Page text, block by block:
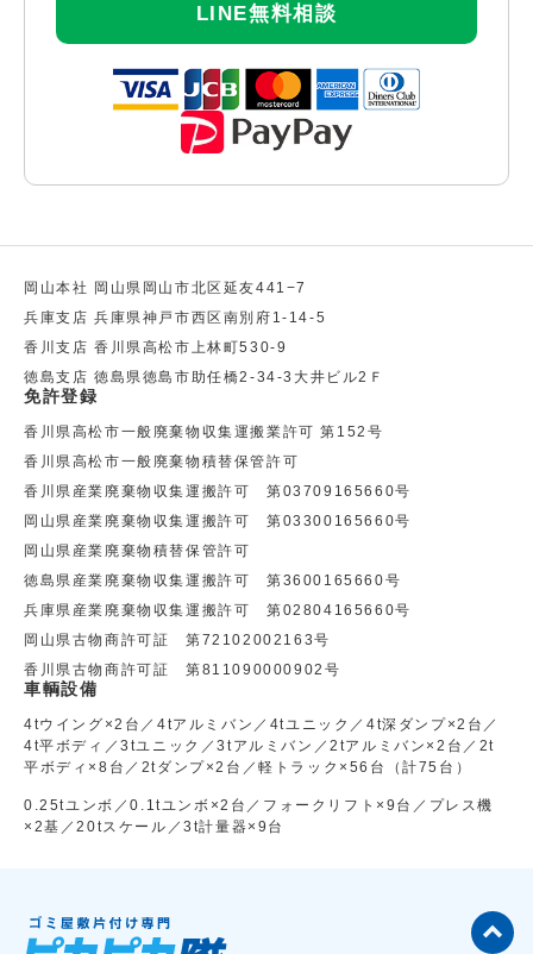
LINE無料相談
岡山本社 岡山県岡山市北区延友441−7
兵庫支店 兵庫県神戸市西区南別府1-14-5
香川支店 香川県高松市上林町530-9
徳島支店 徳島県徳島市助任橋2-34-3大井ビル2Ｆ
免許登録
香川県高松市一般廃棄物収集運搬業許可 第152号
香川県高松市一般廃棄物積替保管許可
香川県産業廃棄物収集運搬許可 第03709165660号
岡山県産業廃棄物収集運搬許可 第03300165660号
岡山県産業廃棄物積替保管許可
徳島県産業廃棄物収集運搬許可 第3600165660号
兵庫県産業廃棄物収集運搬許可 第02804165660号
岡山県古物商許可証 第72102002163号
香川県古物商許可証 第811090000902号
車輌設備
4tウイング×2台／4tアルミバン／4tユニック／4t深ダンプ×2台／
4t平ボディ／3tユニック／3tアルミバン／2tアルミバン×2台／2t
平ボディ×8台／2tダンプ×2台／軽トラック×56台（計75台）
0.25tユンボ／0.1tユンボ×2台／フォークリフト×9台／プレス機
×2基／20tスケール／3t計量器×9台